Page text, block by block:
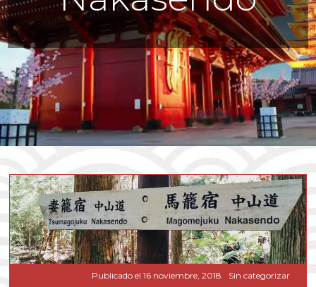
Publicado el 16 noviembre, 2018 Sin categorizar